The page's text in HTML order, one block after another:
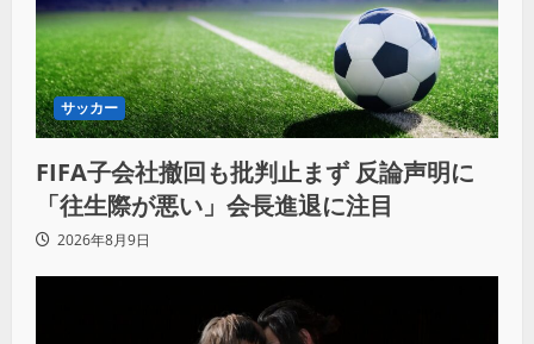
サッカー
FIFA子会社撤回も批判止まず 反論声明に
「往生際が悪い」会長進退に注目
2026年8月9日